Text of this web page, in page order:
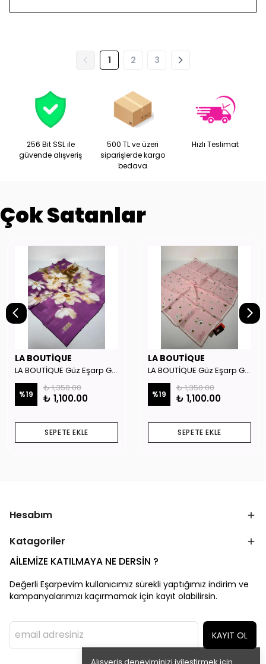
1 2 3
256 Bit SSL ile
güvende alışveriş
500 TL ve üzeri
siparişlerde kargo
bedava
Hızlı Teslimat
Çok Satanlar
LA BOUTİQUE
LA BOUTİQUE Güz Eşarp GYSE262908
%19
₺ 1,350.00
₺ 1,100.00
SEPETE EKLE
LA BOUTİQUE
LA BOUTİQUE Güz Eşarp GYSE130804
%19
₺ 1,350.00
₺ 1,100.00
SEPETE EKLE
Hesabım
Katagoriler
AİLEMİZE KATILMAYA NE DERSİN ?
Değerli Eşarpevim kullanıcımız sürekli yaptığımız indirim ve
kampanyalarımızı kaçırmamak için kayıt olabilirsin.
KAYIT OL